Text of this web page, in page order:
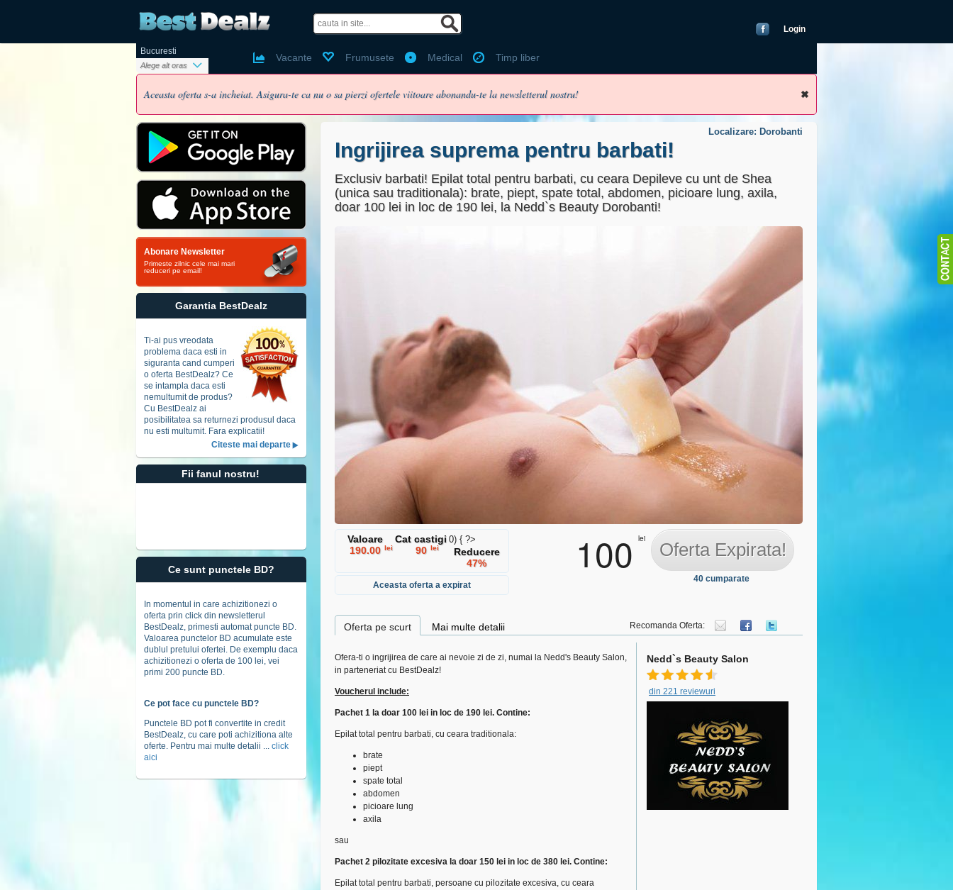
Login
Vacante Frumusete Medical Timp liber
Bucuresti
Alege alt oras
Aceasta oferta s-a incheiat. Asigura-te ca nu o sa pierzi ofertele viitoare abonandu-te la newsletterul nostru!
Abonare Newsletter
Primeste zilnic cele mai mari
reduceri pe email!
Garantia BestDealz
Ti-ai pus vreodata
problema daca esti in
siguranta cand cumperi
o oferta BestDealz? Ce
se intampla daca esti
nemultumit de produs?
Cu BestDealz ai
posibilitatea sa returnezi produsul daca
nu esti multumit. Fara explicatii!
Citeste mai departe
Fii fanul nostru!
Ce sunt punctele BD?
In momentul in care achizitionezi o
oferta prin click din newsletterul
BestDealz, primesti automat puncte BD.
Valoarea punctelor BD acumulate este
dublul pretului ofertei. De exemplu daca
achizitionezi o oferta de 100 lei, vei
primi 200 puncte BD.
Ce pot face cu punctele BD?
Punctele BD pot fi convertite in credit
BestDealz, cu care poti achizitiona alte
oferte. Pentru mai multe detalii ... click
aici
Localizare: Dorobanti
Ingrijirea suprema pentru barbati!
Exclusiv barbati! Epilat total pentru barbati, cu ceara Depileve cu unt de Shea
(unica sau traditionala): brate, piept, spate total, abdomen, picioare lung, axila,
doar 100 lei in loc de 190 lei, la Nedd`s Beauty Dorobanti!
Valoare
190.00 lei
0) { ?>
Cat castigi
90 lei
Reducere
47%
Aceasta oferta a expirat
100 lei
Oferta Expirata!
40 cumparate
Recomanda Oferta:
Oferta pe scurt Mai multe detalii
Ofera-ti o ingrijirea de care ai nevoie zi de zi, numai la Nedd's Beauty Salon,
in parteneriat cu BestDealz!
Voucherul include:
Pachet 1 la doar 100 lei in loc de 190 lei. Contine:
Epilat total pentru barbati, cu ceara traditionala:
brate
piept
spate total
abdomen
picioare lung
axila
sau
Pachet 2 pilozitate excesiva la doar 150 lei in loc de 380 lei. Contine:
Epilat total pentru barbati, persoane cu pilozitate excesiva, cu ceara
Nedd`s Beauty Salon
din 221 reviewuri
Ai un cont de facebook?
Ai cont Bestdealz?
Email:
Parola:
Ti-ai pierdut parola?
Nume si prenume Pentru utilizarea voucherelor
Email Folosit pentru login, nu va fi public
Parola
Telefon
Oras
Vreau sa primesc pe email oferta zilei (recomdandat, te poti dezabona oricand)
Accept
politica de protectie a datelor cu caracter personal